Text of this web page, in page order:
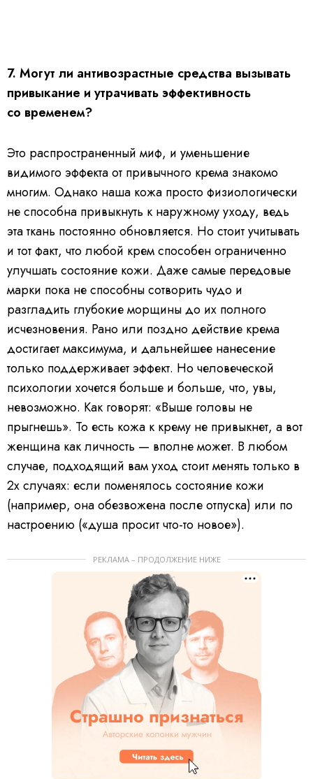
7. Могут ли антивозрастные средства вызывать
привыкание и утрачивать эффективность
со временем?
Это распространенный миф, и уменьшение
видимого эффекта от привычного крема знакомо
многим. Однако наша кожа просто физиологически
не способна привыкнуть к наружному уходу, ведь
эта ткань постоянно обновляется. Но стоит учитывать
и тот факт, что любой крем способен ограниченно
улучшать состояние кожи. Даже самые передовые
марки пока не способны сотворить чудо и
разгладить глубокие морщины до их полного
исчезновения. Рано или поздно действие крема
достигает максимума, и дальнейшее нанесение
только поддерживает эффект. Но человеческой
психологии хочется больше и больше, что, увы,
невозможно. Как говорят: «Выше головы не
прыгнешь». То есть кожа к крему не привыкнет, а вот
женщина как личность — вполне может. В любом
случае, подходящий вам уход стоит менять только в
2х случаях: если поменялось состояние кожи
(например, она обезвожена после отпуска) или по
настроению («душа просит что-то новое»).
РЕКЛАМА – ПРОДОЛЖЕНИЕ НИЖЕ